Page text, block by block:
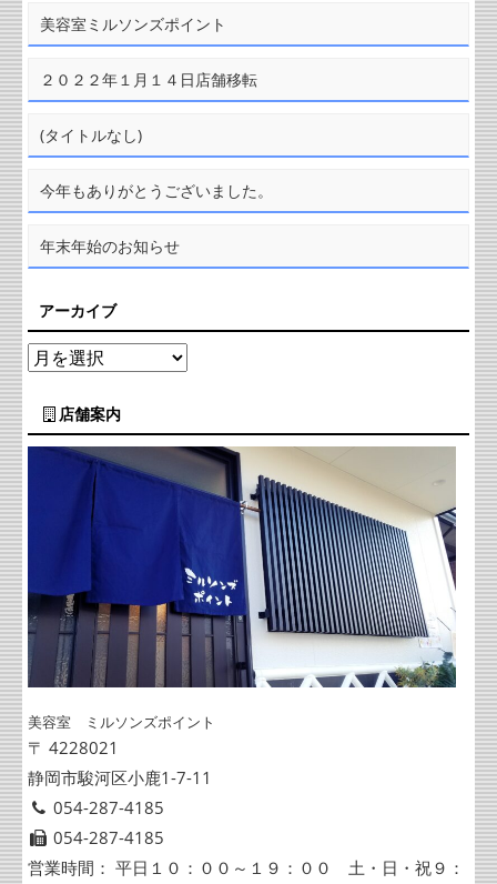
美容室ミルソンズポイント
２０２２年１月１４日店舗移転
(タイトルなし)
今年もありがとうございました。
年末年始のお知らせ
アーカイブ
店舗案内
美容室 ミルソンズポイント
〒 4228021
静岡市駿河区小鹿1-7-11
054-287-4185
054-287-4185
営業時間： 平日１０：００～１９：００ 土・日・祝９：